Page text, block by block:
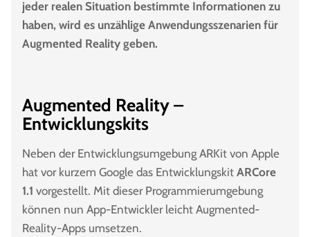
jeder realen Situation bestimmte Informationen zu
haben, wird es unzählige Anwendungsszenarien für
Augmented Reality geben.
Augmented Reality –
Entwicklungskits
Neben der Entwicklungsumgebung ARKit von Apple
hat vor kurzem Google das Entwicklungskit ARCore
1.1 vorgestellt. Mit dieser Programmierumgebung
können nun App-Entwickler leicht Augmented-
Reality-Apps umsetzen.